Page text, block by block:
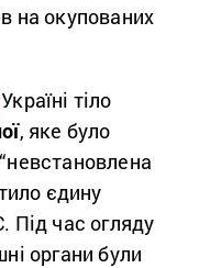
на окупованих
Україні тіло
, яке було
єдину
Під час огляду
органи були